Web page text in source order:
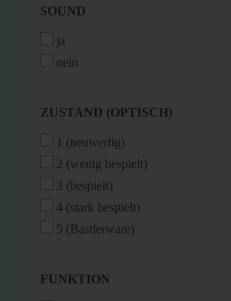
SOUND
SOUND
ja
nein
ZUSTAND
ZUSTAND (OPTISCH)
1 (neuwertig)
2 (wenig bespielt)
3 (bespielt)
4 (stark bespielt)
5 (Bastlerware)
FUNKTION
FUNKTION